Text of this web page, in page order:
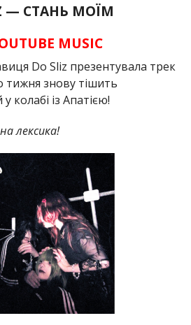
— СТАНЬ МОЇМ
MUSIC
Do Sliz презентувала трек
тижня знову тішить
колабі із Апатією!
лексика!